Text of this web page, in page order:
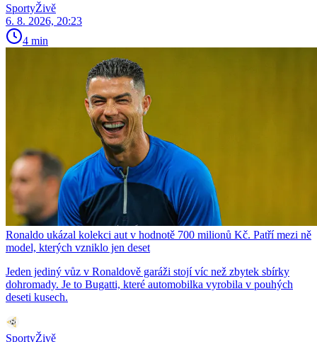
SportyŽivě
6. 8. 2026, 20:23
4 min
Ronaldo ukázal kolekci aut v hodnotě 700 milionů Kč. Patří mezi ně
model, kterých vzniklo jen deset
Jeden jediný vůz v Ronaldově garáži stojí víc než zbytek sbírky
dohromady. Je to Bugatti, které automobilka vyrobila v pouhých
deseti kusech.
SportyŽivě